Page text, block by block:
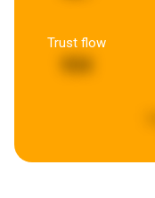
Trust flow